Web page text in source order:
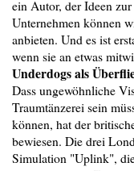
ein Autor, der Ideen
Unternehmen können
anbieten. Und es ist
wenn sie an etwas
Underdogs als
Dass ungewöhnliche
Traumtänzerei sein
können, hat der
bewiesen. Die drei
Simulation "Uplink",